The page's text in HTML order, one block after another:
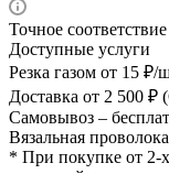
Точное
Доступные услуги
Резка газом от 15 ₽/
Доставка от 2 500 ₽
Самовывоз –
Вязальная
* При покупке от 2-